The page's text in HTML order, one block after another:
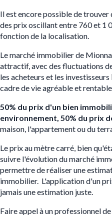
Il est encore possible de
des prix oscillant entre 760 et 1
fonction de la localisation.
Le marché immobilier de
attractif, avec des fluctuations
les acheteurs et les
cadre de vie agréable et rentable.
50% du prix d'un bien
environnement, 50% du prix
maison, l'appartement ou du
Le prix au mètre carré, bien
suivre l'évolution du marché
permettre de réaliser une
immobilier. L'application d'un
jamais une estimation juste.
Faire appel à un professionnel